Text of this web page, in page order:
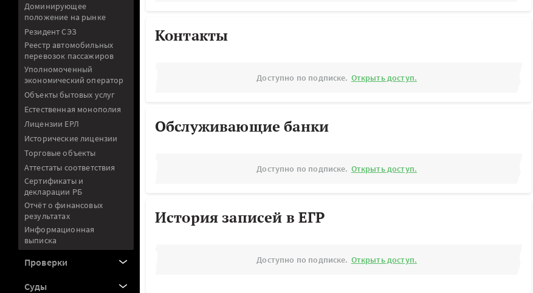
Доминирующее
положение на рынке
Резидент СЭЗ
Реестр автомобильных
перевозок пассажиров
Уполномоченный
экономический оператор
Объекты бытовых услуг
Естественная монополия
Лицензии ЕРЛ
Исторические лицензии
Торговые объекты
Аттестаты соответствия
Сертификаты и
декларации РБ
Отчёт о финансовых
результатах
Информационная
выписка
Проверки
Суды
Контакты
Доступно по подписке. Открыть доступ.
Обслуживающие банки
Доступно по подписке. Открыть доступ.
История записей в ЕГР
Доступно по подписке. Открыть доступ.